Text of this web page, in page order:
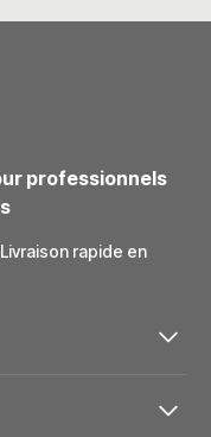
professionnels
rapide en